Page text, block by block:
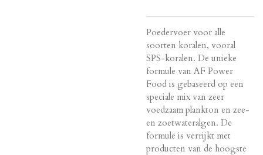
Poedervoer voor alle
soorten koralen, vooral
SPS-koralen. De unieke
formule van AF Power
Food is gebaseerd op een
speciale mix van zeer
voedzaam plankton en zee-
en zoetwateralgen. De
formule is verrijkt met
producten van de hoogste